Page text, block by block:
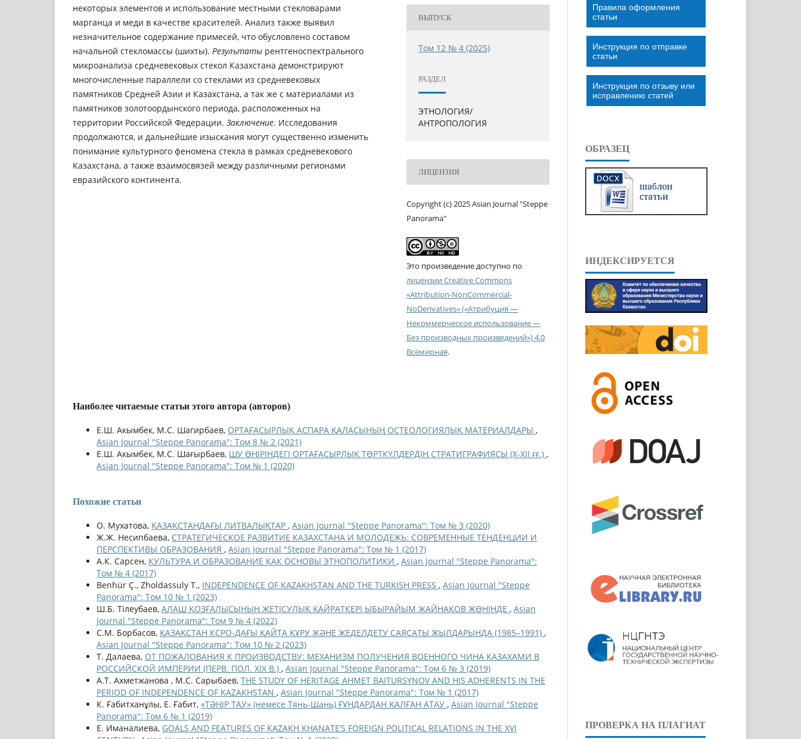
некоторых элементов и использование местными стекловарами
марганца и меди в качестве красителей. Анализ также выявил
незначительное содержание примесей, что обусловлено составом
начальной стекломассы (шихты). Результаты рентгеноспектрального
микроанализа средневековых стекол Казахстана демонстрируют
многочисленные параллели со стеклами из средневековых
памятников Средней Азии и Казахстана, а так же с материалами из
памятников золотоордынского периода, расположенных на
территории Российской Федерации. Заключение. Исследования
продолжаются, и дальнейшие изыскания могут существенно изменить
понимание культурного феномена стекла в рамках средневекового
Казахстана, а также взаимосвязей между различными регионами
евразийского континента.
ВЫПУСК
Том 12 № 4 (2025)
РАЗДЕЛ
ЭТНОЛОГИЯ/
АНТРОПОЛОГИЯ
ЛИЦЕНЗИЯ
Copyright (c) 2025 Asian Journal "Steppe
Panorama"
Это произведение доступно по
лицензии Creative Commons
«Attribution-NonCommercial-
NoDerivatives» («Атрибуция —
Некоммерческое использование —
Без производных произведений») 4.0
Всемирная.
Наиболее читаемые статьи этого автора (авторов)
Е.Ш. Акымбек, М.С. Шагирбаев, ОРТАҒАСЫРЛЫҚ АСПАРА ҚАЛАСЫНЫҢ ОСТЕОЛОГИЯЛЫҚ МАТЕРИАЛДАРЫ ,
Asian Journal "Steppe Panorama": Том 8 № 2 (2021)
Е.Ш. Акымбек, М.С. Шағырбаев, ШУ ӨҢІРІНДЕГІ ОРТАҒАСЫРЛЫҚ ТӨРТКҮЛДЕРДІҢ СТРАТИГРАФИЯСЫ (Х-ХІІ ғғ.) ,
Asian Journal "Steppe Panorama": Том № 1 (2020)
Похожие статьи
О. Мухатова, ҚАЗАҚСТАНДАҒЫ ЛИТВАЛЫҚТАР , Asian Journal "Steppe Panorama": Том № 3 (2020)
Ж.Ж. Несипбаева, СТРАТЕГИЧЕСКОЕ РАЗВИТИЕ КАЗАХСТАНА И МОЛОДЕЖЬ: СОВРЕМЕННЫЕ ТЕНДЕНЦИИ И
ПЕРСПЕКТИВЫ ОБРАЗОВАНИЯ , Asian Journal "Steppe Panorama": Том № 1 (2017)
А.К. Сарсен, КУЛЬТУРА И ОБРАЗОВАНИЕ КАК ОСНОВЫ ЭТНОПОЛИТИКИ , Asian Journal "Steppe Panorama":
Том № 4 (2017)
Benhür Ç., Zholdassuly T., INDEPENDENCE OF KAZAKHSTAN AND THE TURKISH PRESS , Asian Journal "Steppe
Panorama": Том 10 № 1 (2023)
Ш.Б. Тілеубаев, АЛАШ ҚОЗҒАЛЫСЫНЫҢ ЖЕТІСУЛЫҚ ҚАЙРАТКЕРІ ЫБЫРАЙЫМ ЖАЙНАҚОВ ЖӨНІНДЕ , Asian
Journal "Steppe Panorama": Том 9 № 4 (2022)
С.М. Борбасов, ҚАЗАҚСТАН КСРО-ДАҒЫ ҚАЙТА ҚҰРУ ЖӘНЕ ЖЕДЕЛДЕТУ САЯСАТЫ ЖЫЛДАРЫНДА (1985–1991) ,
Asian Journal "Steppe Panorama": Том 10 № 2 (2023)
Т. Далаева, ОТ ПОЖАЛОВАНИЯ К ПРОИЗВОДСТВУ: МЕХАНИЗМ ПОЛУЧЕНИЯ ВОЕННОГО ЧИНА КАЗАХАМИ В
РОССИЙСКОЙ ИМПЕРИИ (ПЕРВ. ПОЛ. XIX В.) , Asian Journal "Steppe Panorama": Том 6 № 3 (2019)
А.Т. Ахметжанова , М.С. Сарыбаев, THE STUDY OF HERITAGE AHMET BAITURSYNOV AND HIS ADHERENTS IN THE
PERIOD OF INDEPENDENCE OF KAZAKHSTAN , Asian Journal "Steppe Panorama": Том № 1 (2017)
К. Ғабитханұлы, Е. Ғабит, «ТӘҢІР ТАУ» (немесе Тянь-Шань) ҒҰНДАРДАН ҚАЛҒАН АТАУ , Asian Journal "Steppe
Panorama": Том 6 № 1 (2019)
Е. Иманалиева, GOALS AND FEATURES OF KAZAKH KHANATE’S FOREIGN POLITICAL RELATIONS IN THE XVI
Правила оформления
статьи
Инструкция по отправке
статьи
Инструкция по отзыву или
исправлению статей
ОБРАЗЕЦ
ИНДЕКСИРУЕТСЯ
ПРОВЕРКА НА ПЛАГИАТ